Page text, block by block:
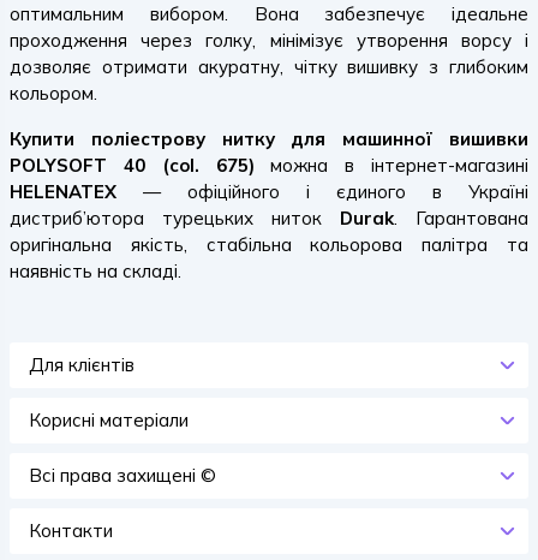
оптимальним вибором. Вона забезпечує ідеальне
проходження через голку, мінімізує утворення ворсу і
дозволяє отримати акуратну, чітку вишивку з глибоким
кольором.
Купити поліестрову нитку для машинної вишивки
POLYSOFT 40 (col. 675) можна в інтернет-магазині
HELENATEX — офіційного і єдиного в Україні
дистриб’ютора турецьких ниток Durak. Гарантована
оригінальна якість, стабільна кольорова палітра та
наявність на складі.
Для клієнтів
Корисні матеріали
Всi права захищенi ©
Контакти